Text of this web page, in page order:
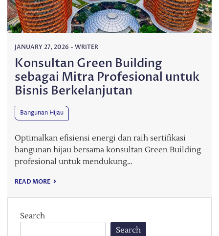
JANUARY 27, 2026 - WRITER
Konsultan Green Building
sebagai Mitra Profesional untuk
Bisnis Berkelanjutan
Bangunan Hijau
Optimalkan efisiensi energi dan raih sertifikasi
bangunan hijau bersama konsultan Green Building
profesional untuk mendukung…
READ MORE
Search
Search